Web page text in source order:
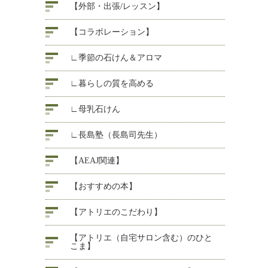
【外部・出張/レッスン】
【コラボレーション】
∟季節の石けん＆アロマ
∟暮らしの質を高める
∟母乳石けん
∟長島塾（長島司先生）
【AEAJ関連】
【おすすめの本】
【アトリエのこだわり】
【アトリエ（自宅サロン含む）のひと
こま】